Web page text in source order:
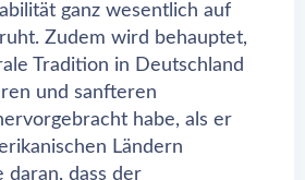
ganz wesentlich auf
Zudem wird behauptet,
Tradition in Deutschland
und sanfteren
habe, als er
Ländern
daran, dass der